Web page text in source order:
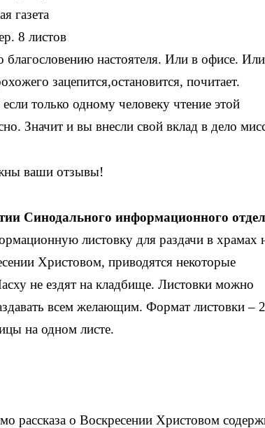
газета
8 листов
благословению настоятеля. Или в офисе.
зацепится,остановится, почитает.
только одному человеку чтение этой
Значит и вы внесли свой вклад в дело
ваши отзывы!
Синодального информационного
листовку для раздачи в храмах
Христовом, приводятся некоторые
не ездят на кладбище. Листовки можно
всем желающим. Формат листовки – 2
на одном листе.
рассказа о Воскресении Христовом